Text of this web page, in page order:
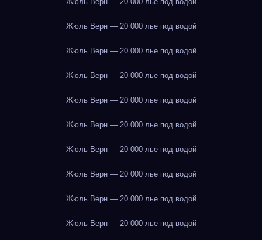
Жюль Верн — 20 000 лье под водой
Жюль Верн — 20 000 лье под водой
Жюль Верн — 20 000 лье под водой
Жюль Верн — 20 000 лье под водой
Жюль Верн — 20 000 лье под водой
Жюль Верн — 20 000 лье под водой
Жюль Верн — 20 000 лье под водой
Жюль Верн — 20 000 лье под водой
Жюль Верн — 20 000 лье под водой